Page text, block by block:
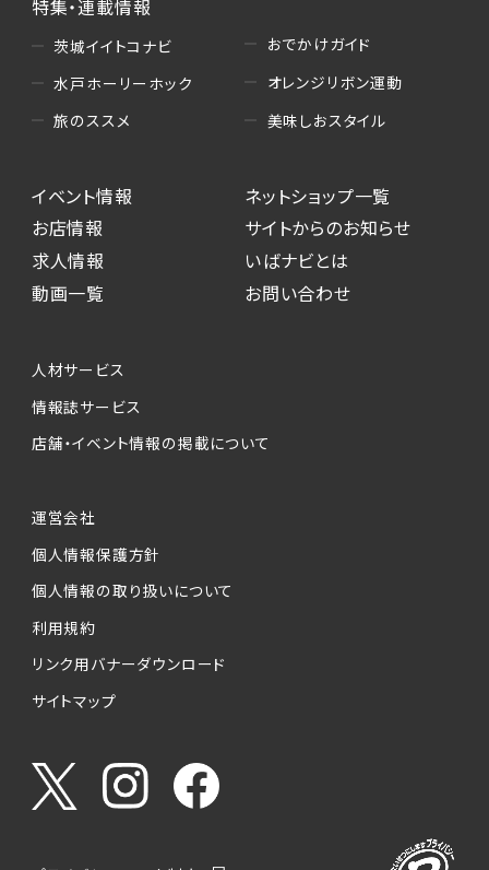
特集・連載情報
茨城イイトコナビ
水戸ホーリーホック
旅のススメ
おでかけガイド
オレンジリボン運動
美味しおスタイル
イベント情報
お店情報
求人情報
動画一覧
ネットショップ一覧
サイトからのお知らせ
いばナビとは
お問い合わせ
人材サービス
情報誌サービス
店舗・イベント情報の掲載について
運営会社
個人情報保護方針
個人情報の取り扱いについて
利用規約
リンク用バナーダウンロード
サイトマップ